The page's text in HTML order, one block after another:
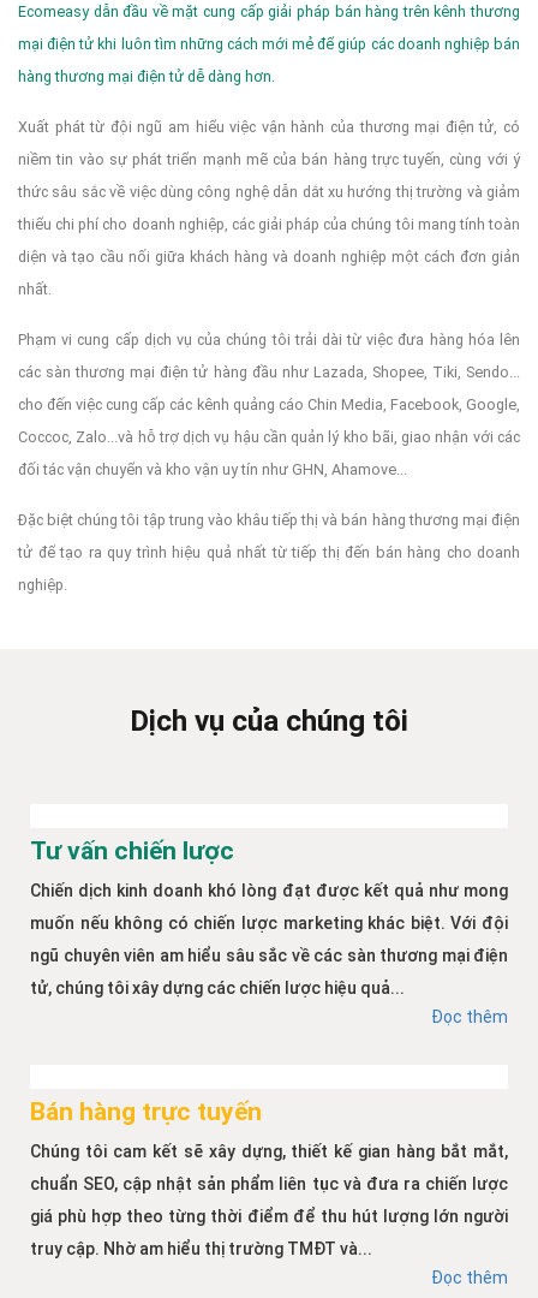
Ecomeasy dẫn đầu về mặt cung cấp giải pháp bán hàng trên kênh thương
mại điện tử khi luôn tìm những cách mới mẻ để giúp các doanh nghiệp bán
hàng thương mại điện tử dễ dàng hơn.
Xuất phát từ đội ngũ am hiểu việc vận hành của thương mại điện tử, có
niềm tin vào sự phát triển mạnh mẽ của bán hàng trực tuyến, cùng với ý
thức sâu sắc về việc dùng công nghệ dẫn dắt xu hướng thị trường và giảm
thiểu chi phí cho doanh nghiệp, các giải pháp của chúng tôi mang tính toàn
diện và tạo cầu nối giữa khách hàng và doanh nghiệp một cách đơn giản
nhất.
Phạm vi cung cấp dịch vụ của chúng tôi trải dài từ việc đưa hàng hóa lên
các sàn thương mại điện tử hàng đầu như Lazada, Shopee, Tiki, Sendo...
cho đến việc cung cấp các kênh quảng cáo Chin Media, Facebook, Google,
Coccoc, Zalo...và hỗ trợ dịch vụ hậu cần quản lý kho bãi, giao nhận với các
đối tác vận chuyển và kho vận uy tín như GHN, Ahamove...
Đặc biệt chúng tôi tập trung vào khâu tiếp thị và bán hàng thương mại điện
tử để tạo ra quy trình hiệu quả nhất từ tiếp thị đến bán hàng cho doanh
nghiệp.
Dịch vụ của chúng tôi
Tư vấn chiến lược
Chiến dịch kinh doanh khó lòng đạt được kết quả như mong
muốn nếu không có chiến lược marketing khác biệt. Với đội
ngũ chuyên viên am hiểu sâu sắc về các sàn thương mại điện
tử, chúng tôi xây dựng các chiến lược hiệu quả...
Đọc thêm
Bán hàng trực tuyến
Chúng tôi cam kết sẽ xây dựng, thiết kế gian hàng bắt mắt,
chuẩn SEO, cập nhật sản phẩm liên tục và đưa ra chiến lược
giá phù hợp theo từng thời điểm để thu hút lượng lớn người
truy cập. Nhờ am hiểu thị trường TMĐT và...
Đọc thêm